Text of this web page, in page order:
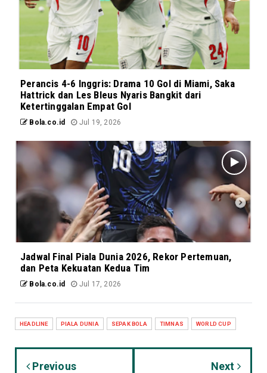
Perancis 4-6 Inggris: Drama 10 Gol di Miami, Saka
Hattrick dan Les Bleus Nyaris Bangkit dari
Ketertinggalan Empat Gol
Bola.co.id Jul 19, 2026
Jadwal Final Piala Dunia 2026, Rekor Pertemuan,
dan Peta Kekuatan Kedua Tim
Bola.co.id Jul 17, 2026
HEADLINE PIALA DUNIA SEPAK BOLA TIMNAS WORLD CUP
Previous Next